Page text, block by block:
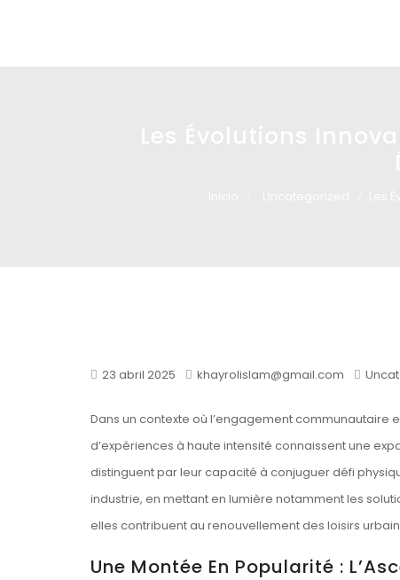
23 abril 2025 khayrolislam@gmail.com
Dans un contexte où l’engagement
d’expériences à haute intensité connaissent une
distinguent par leur capacité à conjuguer défi
industrie, en mettant en lumière notamment les
elles contribuent au renouvellement des loisirs
Une Montée En Popularité :